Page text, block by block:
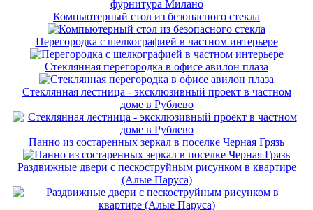
Компьютерный стол из безопасного стекла
Перегородка с шелкографией в частном интерьере
Стеклянная перегородка в офисе авилон плаза
Стеклянная лестница - эксклюзивный проект в частном
доме в Рублево
Панно из состаренных зеркал в поселке Черная Грязь
Раздвижные двери с пескоструйным рисунком в квартире
(Алые Паруса)